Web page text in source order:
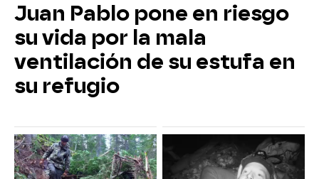
Juan Pablo pone en riesgo
su vida por la mala
ventilación de su estufa en
su refugio